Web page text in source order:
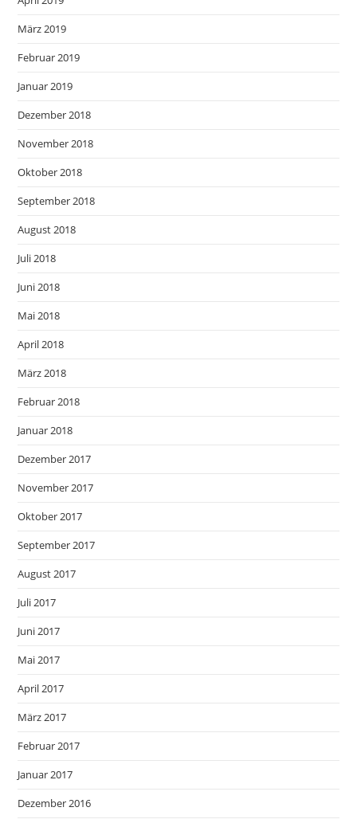
März 2019
Februar 2019
Januar 2019
Dezember 2018
November 2018
Oktober 2018
September 2018
August 2018
Juli 2018
Juni 2018
Mai 2018
April 2018
März 2018
Februar 2018
Januar 2018
Dezember 2017
November 2017
Oktober 2017
September 2017
August 2017
Juli 2017
Juni 2017
Mai 2017
April 2017
März 2017
Februar 2017
Januar 2017
Dezember 2016